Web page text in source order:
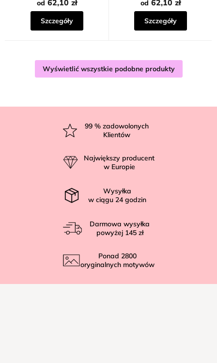
od 62,10 zł
Szczegóły
od 62,10 zł
Szczegóły
Wyświetlić wszystkie podobne produkty
99 % zadowolonych
Klientów
Największy producent
w Europie
Wysyłka
w ciągu 24 godzin
Darmowa wysyłka
powyżej 145 zł
Ponad 2800
oryginalnych motywów